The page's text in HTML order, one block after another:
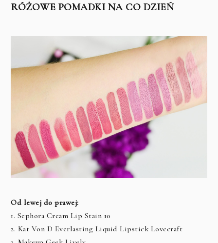
RÓŻOWE POMADKI NA CO DZIEŃ
Od lewej do prawej:
1. Sephora Cream Lip Stain 10
2. Kat Von D Everlasting Liquid Lipstick Lovecraft